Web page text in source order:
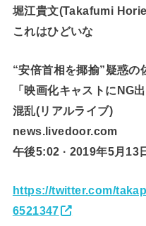
堀江貴文(Takafumi
これはひどいな
“安倍首相を揶揄”疑惑の
「映画化キャストにNG
混乱(リアルライブ)
news.livedoor.com
午後5:02 · 2019年5月13
https://twitter.com/
6521347